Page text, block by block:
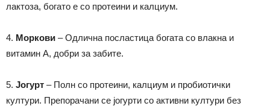
лактоза, богато е со протеини и калциум.
4. Моркови – Одлична посластица богата со влакна и
витамин А, добри за забите.
5. Јогурт – Полн со протеини, калциум и пробиотички
култури. Препорачани се јогурти со активни култури без